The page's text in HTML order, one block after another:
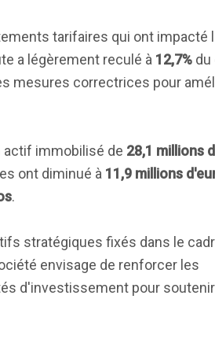
tarifaires qui ont impacté
a légèrement reculé à 12,7%
mesures correctrices pour
actif immobilisé de 28,1 millions
ont diminué à 11,9 millions
.
stratégiques fixés dans le
envisage de renforcer les
d'investissement pour